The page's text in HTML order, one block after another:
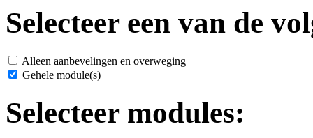
Selecteer een van de
Alleen aanbevelingen en overweging
Gehele module(s)
Selecteer modules: